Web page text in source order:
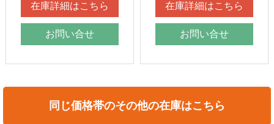
在庫詳細はこちら
お問い合せ
在庫詳細はこちら
お問い合せ
同じ価格帯のその他の在庫はこちら